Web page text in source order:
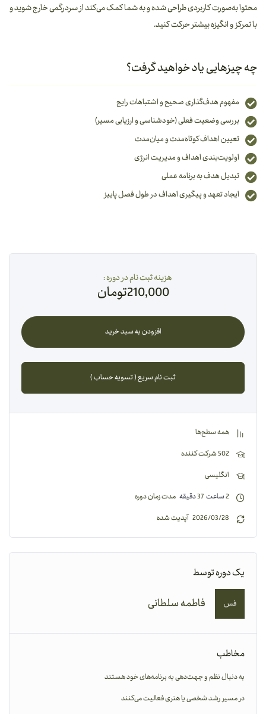
محتوا به‌صورت کاربردی طراحی شده و به شما کمک می‌کند از سردرگمی خارج شوید و
با تمرکز و انگیزه بیشتر حرکت کنید.
چه چیزهایی یاد خواهید گرفت؟
مفهوم هدف‌گذاری صحیح و اشتباهات رایج
بررسی وضعیت فعلی (خودشناسی و ارزیابی مسیر)
تعیین اهداف کوتاه‌مدت و میان‌مدت
اولویت‌بندی اهداف و مدیریت انرژی
تبدیل هدف به برنامه عملی
ایجاد تعهد و پیگیری اهداف در طول فصل پاییز
هزینه ثبت نام در دوره :
210,000تومان
افزودن به سبد خرید
ثبت نام سریع ( تسویه حساب )
همه سطح‌ها
502 شرکت کننده
انگلیسی
2ساعت37دقیقه مدت زمان دوره
2026/03/28 آپدیت شده
یک دوره توسط
فس فاطمه سلطانی
مخاطب
به دنبال نظم و جهت‌دهی به برنامه‌های خود هستند
در مسیر رشد شخصی یا هنری فعالیت می‌کنند